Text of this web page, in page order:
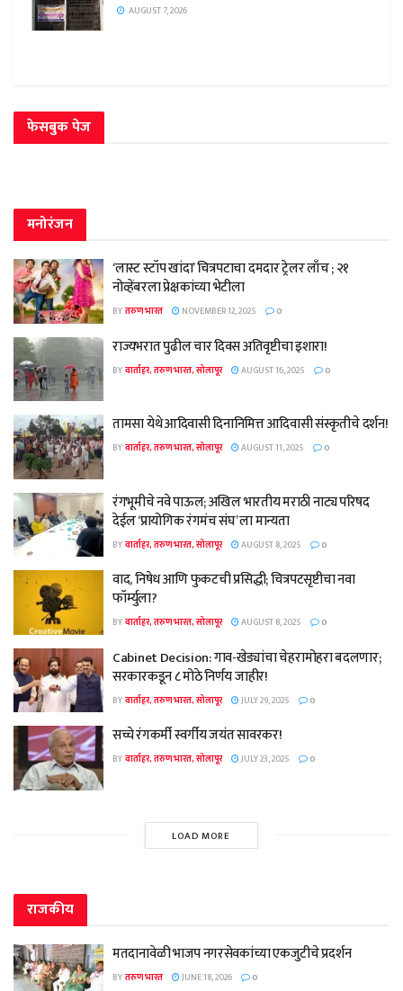
AUGUST 7, 2026
फेसबुक पेज
मनोरंजन
‘लास्ट स्टॉप खांदा’ चित्रपटाचा दमदार ट्रेलर लाँच ; २१
नोव्हेंबरला प्रेक्षकांच्या भेटीला
BYतरुण भारत NOVEMBER 12, 2025 0
राज्यभरात पुढील चार दिवस अतिवृष्टीचा इशारा!
BYवार्ताहर, तरुण भारत, सोलापूर AUGUST 16, 2025 0
तामसा येथे आदिवासी दिनानिमित्त आदिवासी संस्कृतीचे दर्शन!
BYवार्ताहर, तरुण भारत, सोलापूर AUGUST 11, 2025 0
रंगभूमीचे नवे पाऊल; अखिल भारतीय मराठी नाट्य परिषद
देईल ‘प्रायोगिक रंगमंच संघ’ ला मान्यता
BYवार्ताहर, तरुण भारत, सोलापूर AUGUST 8, 2025 0
वाद, निषेध आणि फुकटची प्रसिद्धी; चित्रपटसृष्टीचा नवा
फॉर्म्युला?
BYवार्ताहर, तरुण भारत, सोलापूर AUGUST 8, 2025 0
Cabinet Decision: गाव-खेड्यांचा चेहरामोहरा बदलणार;
सरकारकडून ८ मोठे निर्णय जाहीर!
BYवार्ताहर, तरुण भारत, सोलापूर JULY 29, 2025 0
सच्चे रंगकर्मी स्वर्गीय जयंत सावरकर!
BYवार्ताहर, तरुण भारत, सोलापूर JULY 23, 2025 0
LOAD MORE
राजकीय
मतदानावेळी भाजप नगरसेवकांच्या एकजुटीचे प्रदर्शन
BYतरुण भारत JUNE 18, 2026 0